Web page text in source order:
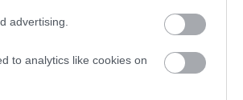
advertising.
to analytics like cookies on
Soil
Φυτόχωμα Γενικής Χρήσης
Premium Soil
4,50 € – 12,50€